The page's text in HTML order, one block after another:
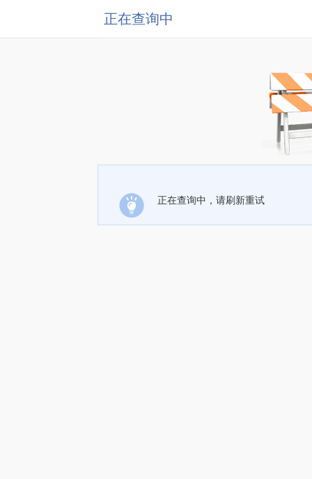
正在查询中
正在查询中，请刷新重试